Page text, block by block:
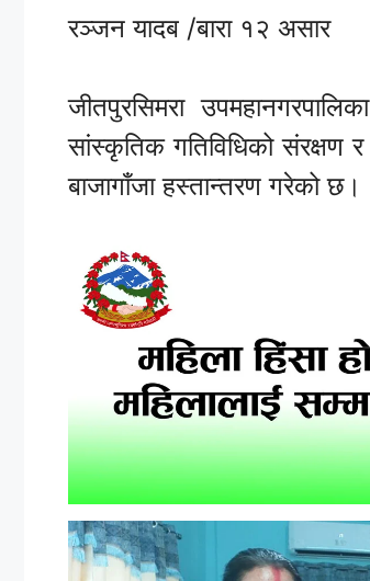
रञ्जन यादब /बारा १२ असार
जीतपुरसिमरा
सांस्कृतिक गतिविधिको संरक्षण र
बाजागाँजा हस्तान्तरण गरेको छ।